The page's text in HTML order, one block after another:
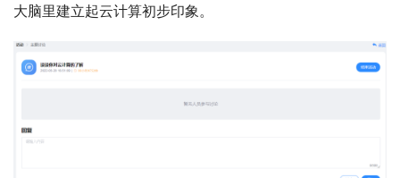
大脑里建立起云计算初步印象。